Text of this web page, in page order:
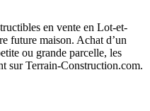
en vente en Lot-et-
future maison. Achat d’un
ou grande parcelle, les
surTerrain-Construction.com.